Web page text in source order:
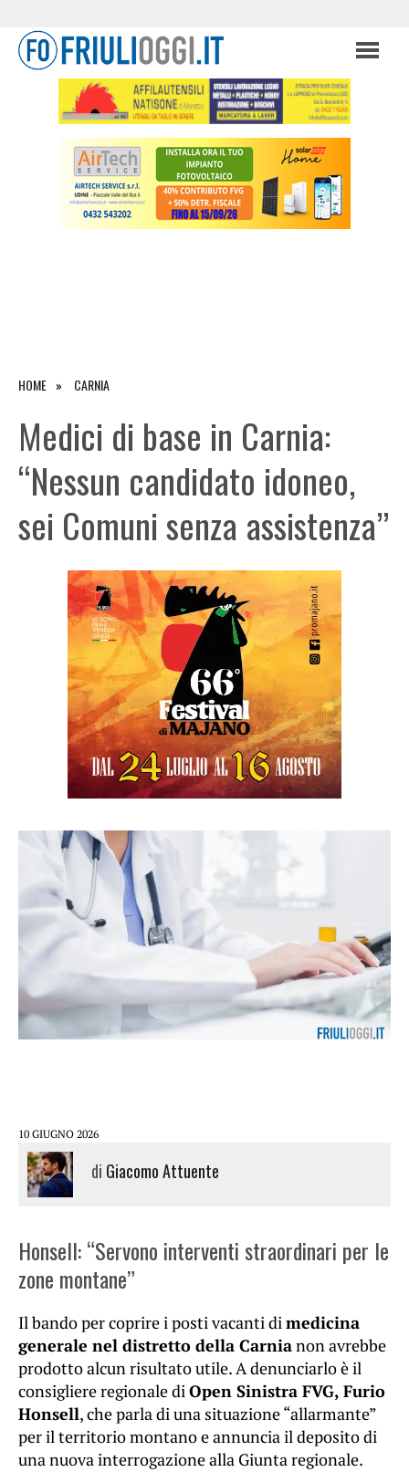
HOME CARNIA
Medici di base in Carnia:
“Nessun candidato idoneo,
sei Comuni senza assistenza”
10 GIUGNO 2026
di Giacomo Attuente
Honsell: “Servono interventi straordinari per le
zone montane”
Il bando per coprire i posti vacanti dimedicina
generale nel distretto della Carnianon avrebbe
prodotto alcun risultato utile. A denunciarlo è il
consigliere regionale diOpen Sinistra FVG, Furio
Honsell, che parla di una situazione “allarmante”
per il territorio montano e annuncia il deposito di
una nuova interrogazione alla Giunta regionale.